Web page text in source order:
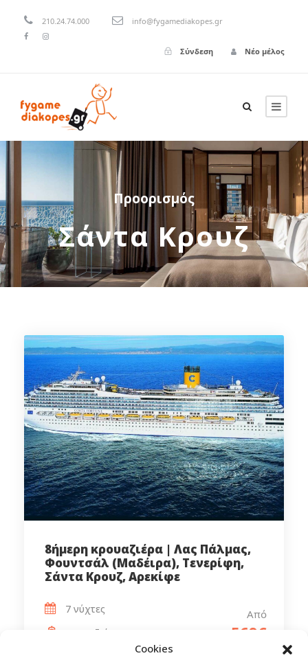
Cookies
210.24.74.000 info@fygamediakopes.gr
Σύνδεση Νέο μέλος
Προορισμός
Σάντα Κρουζ
8ήμερη κρουαζιέρα | Λας Πάλμας,
Φουντσάλ (Μαδέιρα), Τενερίφη,
Σάντα Κρουζ, Αρεκίφε
Από
569€
7 νύχτες
Κρουαζιέρα